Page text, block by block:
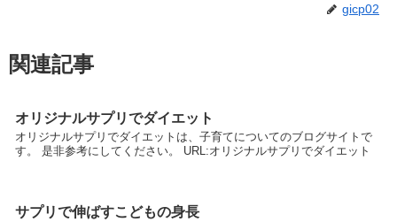
gicp02
関連記事
オリジナルサプリでダイエット
オリジナルサプリでダイエットは、子育てについてのブログサイトで
す。 是非参考にしてください。 URL:オリジナルサプリでダイエット
サプリで伸ばすこどもの身長